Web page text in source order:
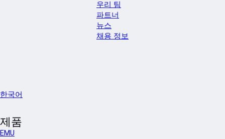
우리 팀
파트너
뉴스
채용 정보
한국어
제품
EMU